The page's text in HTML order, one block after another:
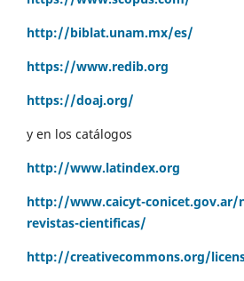
http://biblat.unam.mx/es/
https://www.redib.org
https://doaj.org/
y en los catálogos
http://www.latindex.org
http://www.caicyt-conicet.gov.ar/
revistas-cientificas/
http://creativecommons.org/